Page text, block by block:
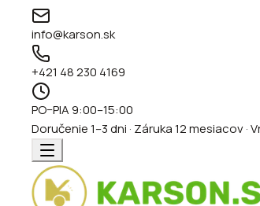
info@karson.sk
+421 48 230 4169
PO–PIA 9:00–15:00
Doručenie 1–3 dni · Záruka 12 mesiacov ·